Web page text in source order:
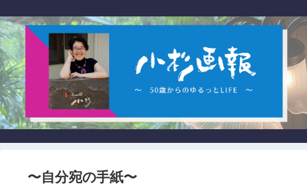
〜自分宛の手紙〜